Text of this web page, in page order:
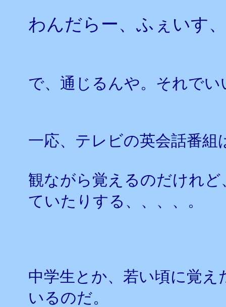
わんだらー、ふぇいす
で、通じるんや。それでい
一応、テレビの英会話番組
観ながら覚えるのだけれ
ていたりする、、、、。
中学生とか、若い頃に覚
いるのだ。